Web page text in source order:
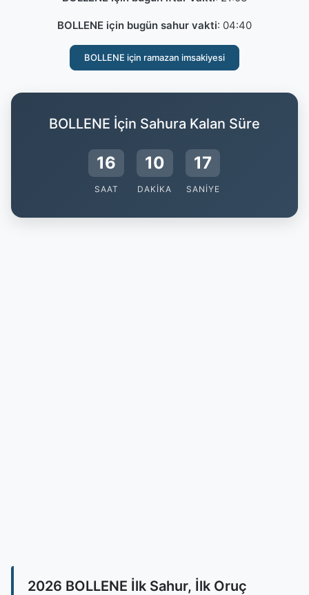
BOLLENE için bugün sahur vakti: 04:40
BOLLENE için ramazan imsakiyesi
BOLLENE İçin Sahura Kalan Süre
16
SAAT
10
DAKIKA
17
SANIYE
2026 BOLLENE İlk Sahur, İlk Oruç